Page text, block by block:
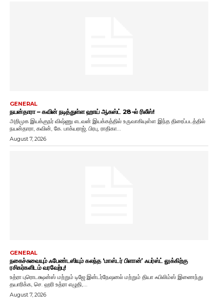
GENERAL
நயன்தாரா – கவின் நடித்துள்ள ஹாய் ஆகஸ்ட் 28-ல் ரிலீஸ்!
அறிமுக இயக்குநர் விஷ்ணு எடவன் இயக்கத்தில் உருவாகியுள்ள இந்த திரைப்படத்தில்
நயன்தாரா, கவின், கே. பாக்யராஜ், பிரபு, ராதிகா...
August 7, 2026
GENERAL
நகைச்சுவையும் ஃபேண்டஸியும் கலந்த ‘மாஸ்டர் பிளான்’ ஃபர்ஸ்ட் லுக்கிற்கு
ரசிகர்களிடம் வரவேற்பு!
உத்ரா புரொடக்ஷன்ஸ் மற்றும் டிஜே இன்டர்நேஷனல் மற்றும் தியா ஃபிலிம்ஸ் இணைந்து
தயாரிக்க, செ. ஹரி உத்ரா எழுதி,...
August 7, 2026